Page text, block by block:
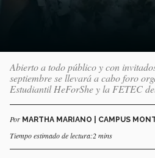
Abierto a todo público y con
septiembre se llevará a cabo foro
Estudiantil HeForShe y la FETEC
Por MARTHA MARIANO | CAMPUS
Tiempo estimado de lectura:2 mins